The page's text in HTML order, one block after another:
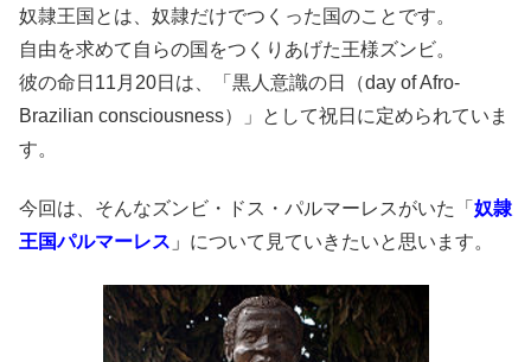
奴隷王国とは、奴隷だけでつくった国のことです。
自由を求めて自らの国をつくりあげた王様ズンビ。
彼の命日11月20日は、「黒人意識の日（day of Afro-
Brazilian consciousness）」として祝日に定められていま
す。
今回は、そんなズンビ・ドス・パルマーレスがいた「 奴隷
王国パルマーレス 」 について見ていきたいと思います。